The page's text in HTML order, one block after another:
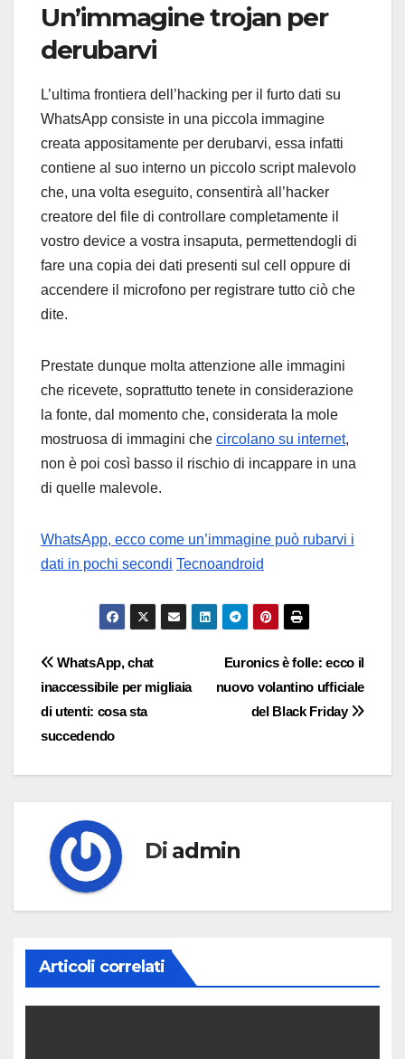
Un’immagine trojan per
derubarvi
L’ultima frontiera dell’hacking per il furto dati su
WhatsApp consiste in una piccola immagine
creata appositamente per derubarvi, essa infatti
contiene al suo interno un piccolo script malevolo
che, una volta eseguito, consentirà all’hacker
creatore del file di controllare completamente il
vostro device a vostra insaputa, permettendogli di
fare una copia dei dati presenti sul cell oppure di
accendere il microfono per registrare tutto ciò che
dite.
Prestate dunque molta attenzione alle immagini
che ricevete, soprattutto tenete in considerazione
la fonte, dal momento che, considerata la mole
mostruosa di immagini che circolano su internet,
non è poi così basso il rischio di incappare in una
di quelle malevole.
WhatsApp, ecco come un’immagine può rubarvi i
dati in pochi secondi Tecnoandroid
Navigazione
articoli
Euronics è folle: ecco il
nuovo volantino ufficiale
del Black Friday
WhatsApp, chat
inaccessibile per migliaia
di utenti: cosa sta
succedendo
Di admin
Articoli correlati